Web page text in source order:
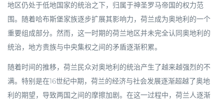
地区仍处于低地国家的统治之下，归属于神圣罗马帝国的权力范
围。随着哈布斯堡家族逐步扩展其影响力，荷兰成为奥地利的一个
重要组成部分。然而，这一时期的荷兰地区并未完全认同奥地利的
统治，地方贵族与中央集权之间的矛盾逐渐积累。
随着时间的推移，荷兰民众对奥地利的统治产生了越来越强烈的不
满。特别是在16世纪中期，荷兰的经济与社会发展逐渐超越了奥地
利的期望，导致两国之间的摩擦加剧。在这一过程中，荷兰人逐渐